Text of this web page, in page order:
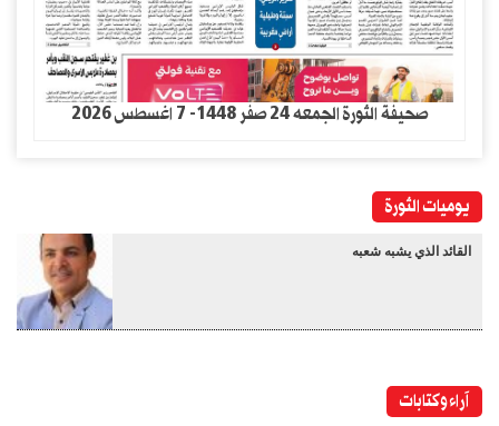
صحيفة الثورة الجمعه 24 صفر 1448- 7 اغسطس 2026
يوميات الثورة
القائد الذي يشبه شعبه
آراء وكتابات